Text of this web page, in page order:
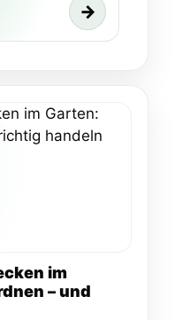
→
im
– und